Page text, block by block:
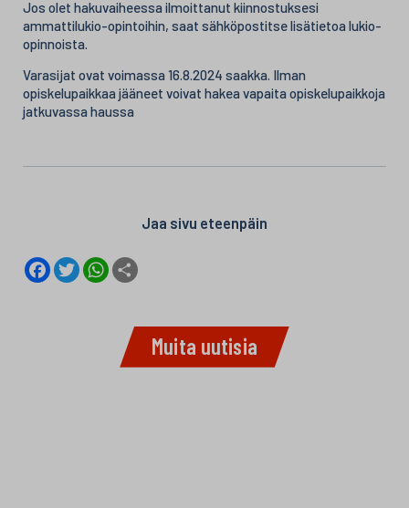
Jos olet hakuvaiheessa ilmoittanut kiinnostuksesi
ammattilukio-opintoihin, saat sähköpostitse lisätietoa lukio-
opinnoista.
Varasijat ovat voimassa 16.8.2024 saakka. Ilman
opiskelupaikkaa jääneet voivat hakea vapaita opiskelupaikkoja
jatkuvassa haussa
Jaa sivu eteenpäin
F
a
T
w
W
h
e
Muita uutisia